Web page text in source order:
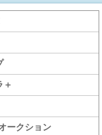
＋
ークション